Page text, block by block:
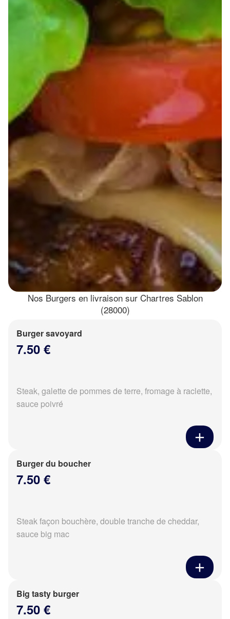
Nos Burgers en livraison sur Chartres Sablon
(28000)
Burger savoyard
7.50 €
Steak, galette de pommes de terre, fromage à raclette,
sauce poivré
Burger du boucher
7.50 €
Steak façon bouchère, double tranche de cheddar,
sauce big mac
Big tasty burger
7.50 €